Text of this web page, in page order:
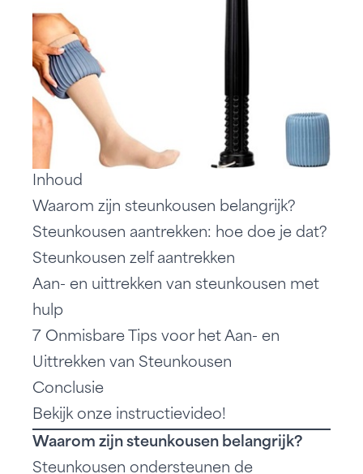
Inhoud
Waarom zijn steunkousen belangrijk?
Steunkousen aantrekken: hoe doe je dat?
Steunkousen zelf aantrekken
Aan- en uittrekken van steunkousen met
hulp
7 Onmisbare Tips voor het Aan- en
Uittrekken van Steunkousen
Conclusie
Bekijk onze instructievideo!
Waarom zijn steunkousen belangrijk?
Steunkousen ondersteunen de